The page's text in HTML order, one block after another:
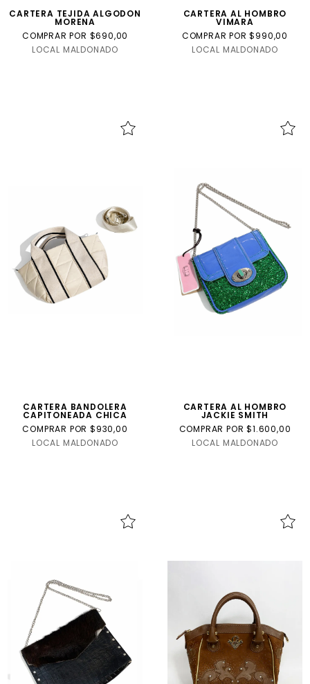
CARTERA TEJIDA ALGODON
MORENA
COMPRAR POR $690,00
LOCAL MALDONADO
CARTERA AL HOMBRO
VIMARA
COMPRAR POR $990,00
LOCAL MALDONADO
CARTERA BANDOLERA
CAPITONEADA CHICA
COMPRAR POR $930,00
LOCAL MALDONADO
CARTERA AL HOMBRO
JACKIE SMITH
COMPRAR POR $1.600,00
LOCAL MALDONADO